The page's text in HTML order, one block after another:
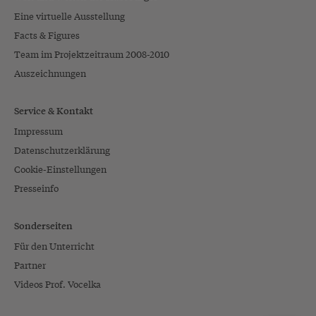
Eine virtuelle Ausstellung
Facts & Figures
Team im Projektzeitraum 2008-2010
Auszeichnungen
Service & Kontakt
Impressum
Datenschutzerklärung
Cookie-Einstellungen
Presseinfo
Sonderseiten
Für den Unterricht
Partner
Videos Prof. Vocelka